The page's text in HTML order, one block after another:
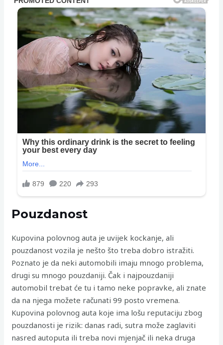
Pouzdanost
Kupovina polovnog auta je uvijek kockanje, ali
pouzdanost vozila je nešto što treba dobro istražiti.
Poznato je da neki automobili imaju mnogo problema,
drugi su mnogo pouzdaniji. Čak i najpouzdaniji
automobil trebat će tu i tamo neke popravke, ali znate
da na njega možete računati 99 posto vremena.
Kupovina polovnog auta koje ima lošu reputaciju zbog
pouzdanosti je rizik: danas radi, sutra može zaglaviti
nasred autoputa ili treba novi mjenjač ili neka druga